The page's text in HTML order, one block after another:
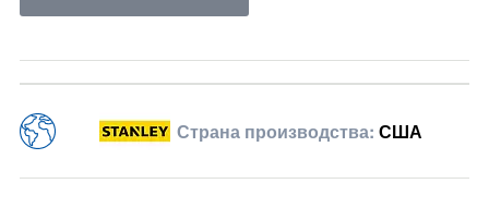
Страна производства: США